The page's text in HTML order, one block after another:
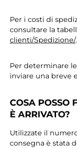
Per i costi di
consultare la
clienti/Spedizione/.
Per determinare
inviare una breve
COSA POSSO
È ARRIVATO?
Utilizzate il
consegna è stata